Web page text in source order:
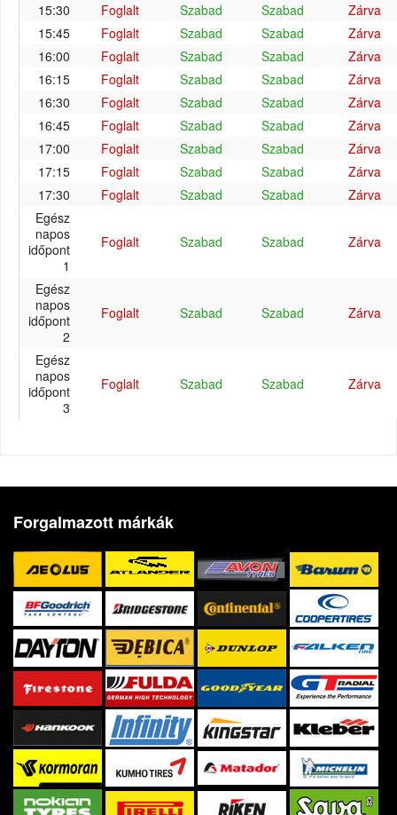
15:30
Foglalt Szabad Szabad
Zárva
15:45
Foglalt Szabad Szabad
Zárva
16:00
Foglalt Szabad Szabad
Zárva
16:15
Foglalt Szabad Szabad
Zárva
16:30
Foglalt Szabad Szabad
Zárva
16:45
Foglalt Szabad Szabad
Zárva
17:00
Foglalt Szabad Szabad
Zárva
17:15
Foglalt Szabad Szabad
Zárva
17:30
Foglalt Szabad Szabad
Zárva
Egész
napos
időpont
1
Foglalt Szabad Szabad Zárva
Egész
napos
időpont
2
Foglalt Szabad Szabad Zárva
Egész
napos
időpont
3
Foglalt Szabad Szabad Zárva
Forgalmazott márkák